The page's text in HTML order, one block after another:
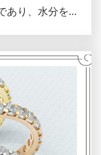
あり、水分を多